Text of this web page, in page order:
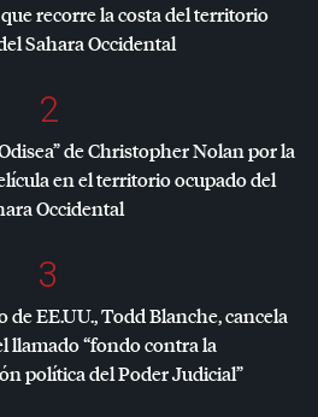
recorre la costa del territorio
Sahara Occidental
2
de Christopher Nolan por la
en el territorio ocupado del
Occidental
3
EE.UU., Todd Blanche, cancela
llamado “fondo contra la
política del Poder Judicial”